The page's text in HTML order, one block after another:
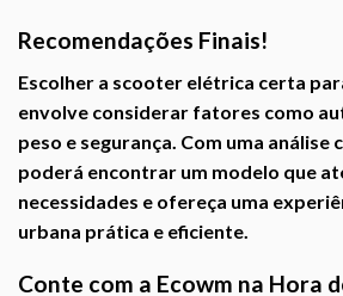
Recomendações Finais!
Escolher a scooter elétrica certa
envolve considerar fatores como
peso e segurança . Com uma
poderá encontrar um modelo que
necessidades e ofereça uma
urbana prática e eficiente.
Conte com a Ecowm na Hora